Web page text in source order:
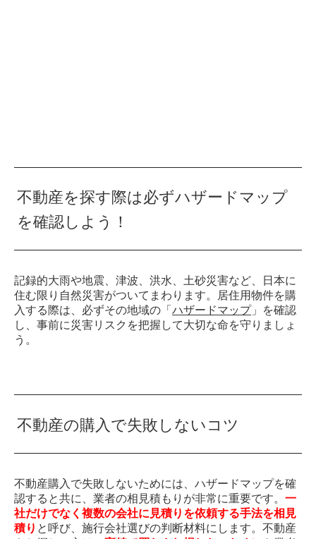
不動産を探す際は必ずハザードマップ
を確認しよう！
記録的大雨や地震、津波、洪水、土砂災害など、日本に
住む限り自然災害がついてまわります。居住用物件を購
入する際は、必ずその地域の「 ハザードマップ」を確認
し、事前に災害リスクを把握して大切な命を守りましょ
う。
不動産の購入で失敗しないコツ
不動産購入で失敗しないためには、ハザードマップを確
認すると共に、業者の相見積もりが非常に重要です。 一
社だけでなく複数の会社に見積りを依頼する手法を相見
積り と呼び、施行会社選びの判断材料にします。不動産